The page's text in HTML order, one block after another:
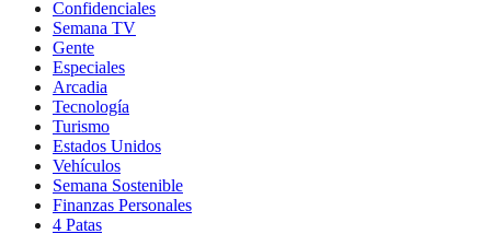
Confidenciales
Semana TV
Gente
Especiales
Arcadia
Tecnología
Turismo
Estados Unidos
Vehículos
Semana Sostenible
Finanzas Personales
4 Patas